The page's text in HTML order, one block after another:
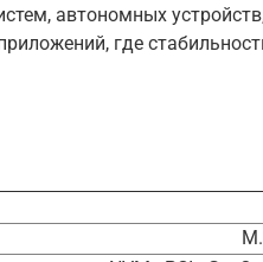
автономных
где